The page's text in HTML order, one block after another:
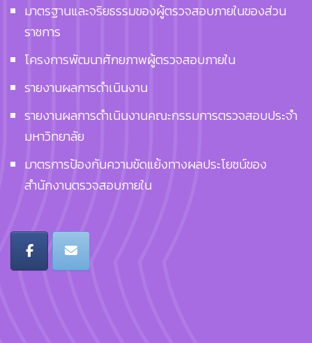
มาตรฐานและจริยธรรมของผู้ตรวจสอบภายในของส่วน
ราชการ
โครงการพัฒนาศักยภาพผู้ตรวจสอบภายใน
รายงานผลการดำเนินงาน
รายงานผลการดำเนินงานคณะกรรมการตรวจสอบประจำ
มหาวิทยาลัย
มาตรการป้องกันความขัดแย้งทางผลประโยชน์ของ
สำนักงานตรวจสอบภายใน